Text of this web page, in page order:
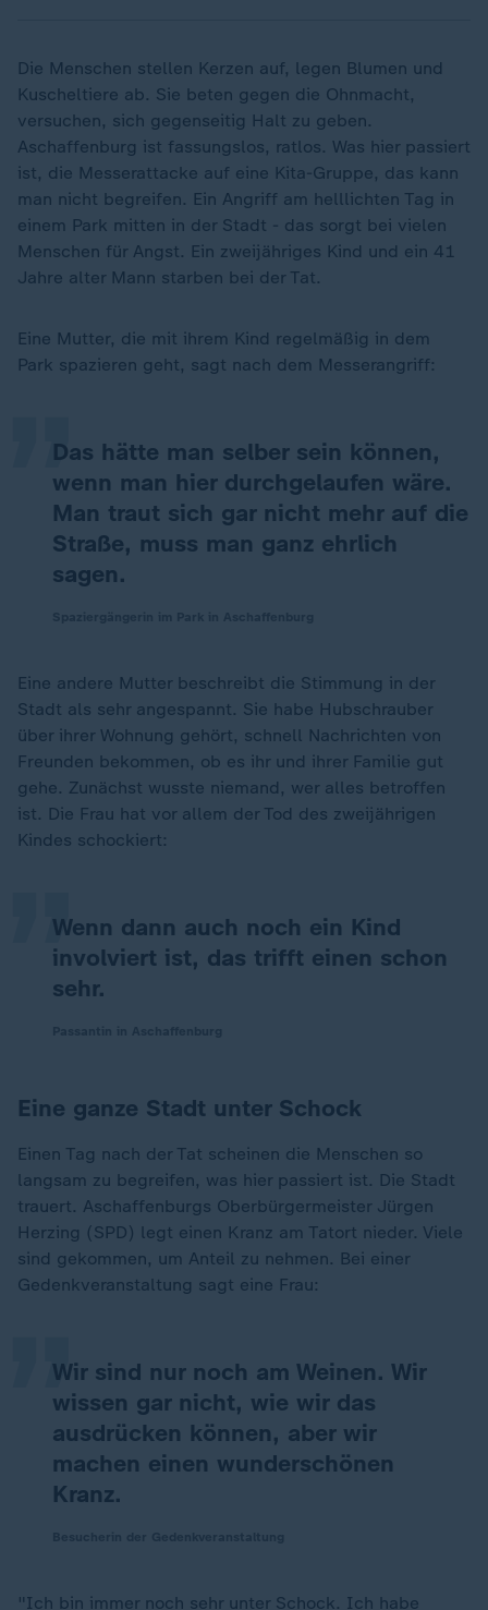
Die Menschen stellen Kerzen auf, legen Blumen und
Kuscheltiere ab. Sie beten gegen die Ohnmacht,
versuchen, sich gegenseitig Halt zu geben.
Aschaffenburg ist fassungslos, ratlos. Was hier passiert
ist, die Messerattacke auf eine Kita-Gruppe, das kann
man nicht begreifen. Ein Angriff am helllichten Tag in
einem Park mitten in der Stadt - das sorgt bei vielen
Menschen für Angst. Ein zweijähriges Kind und ein 41
Jahre alter Mann starben bei der Tat.
Eine Mutter, die mit ihrem Kind regelmäßig in dem
Park spazieren geht, sagt nach dem Messerangriff:
Das hätte man selber sein können,
wenn man hier durchgelaufen wäre.
Man traut sich gar nicht mehr auf die
Straße, muss man ganz ehrlich
sagen.
„
Eine andere Mutter beschreibt die Stimmung in der
Stadt als sehr angespannt. Sie habe Hubschrauber
über ihrer Wohnung gehört, schnell Nachrichten von
Freunden bekommen, ob es ihr und ihrer Familie gut
gehe. Zunächst wusste niemand, wer alles betroffen
ist. Die Frau hat vor allem der Tod des zweijährigen
Kindes schockiert:
Wenn dann auch noch ein Kind
involviert ist, das trifft einen schon
sehr.
„
Eine ganze Stadt unter Schock
Einen Tag nach der Tat scheinen die Menschen so
langsam zu begreifen, was hier passiert ist. Die Stadt
trauert. Aschaffenburgs Oberbürgermeister Jürgen
Herzing (SPD) legt einen Kranz am Tatort nieder. Viele
sind gekommen, um Anteil zu nehmen. Bei einer
Gedenkveranstaltung sagt eine Frau:
Wir sind nur noch am Weinen. Wir
wissen gar nicht, wie wir das
ausdrücken können, aber wir
machen einen wunderschönen
Kranz.
„
"Ich bin immer noch sehr unter Schock. Ich habe